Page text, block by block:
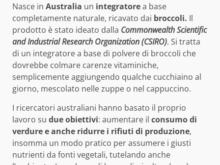
Nasce in Australia un integratorea base
completamente naturale, ricavato dai broccoli. Il
prodotto è stato ideato dalla Commonwealth Scientific
and Industrial Research Organization (CSIRO). Si tratta
di un integratore a base di polvere di broccoli che
dovrebbe colmare carenze vitaminiche,
semplicemente aggiungendo qualche cucchiaino al
giorno, mescolato nelle zuppe o nel cappuccino.
I ricercatori australiani hanno basato il proprio
lavoro su due obiettivi: aumentare il consumo di
verdure e anche ridurre i rifiuti di produzione,
insomma un modo pratico per assumere i giusti
nutrienti da fonti vegetali, tutelando anche